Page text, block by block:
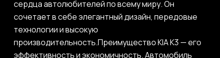
сердца автолюбителей по всему миру. Он
сочетает в себе элегантный дизайн, передовые
технологии и высокую
производительность.Преимущество KIA K3 — его
эффективность и экономичность. Автомобиль